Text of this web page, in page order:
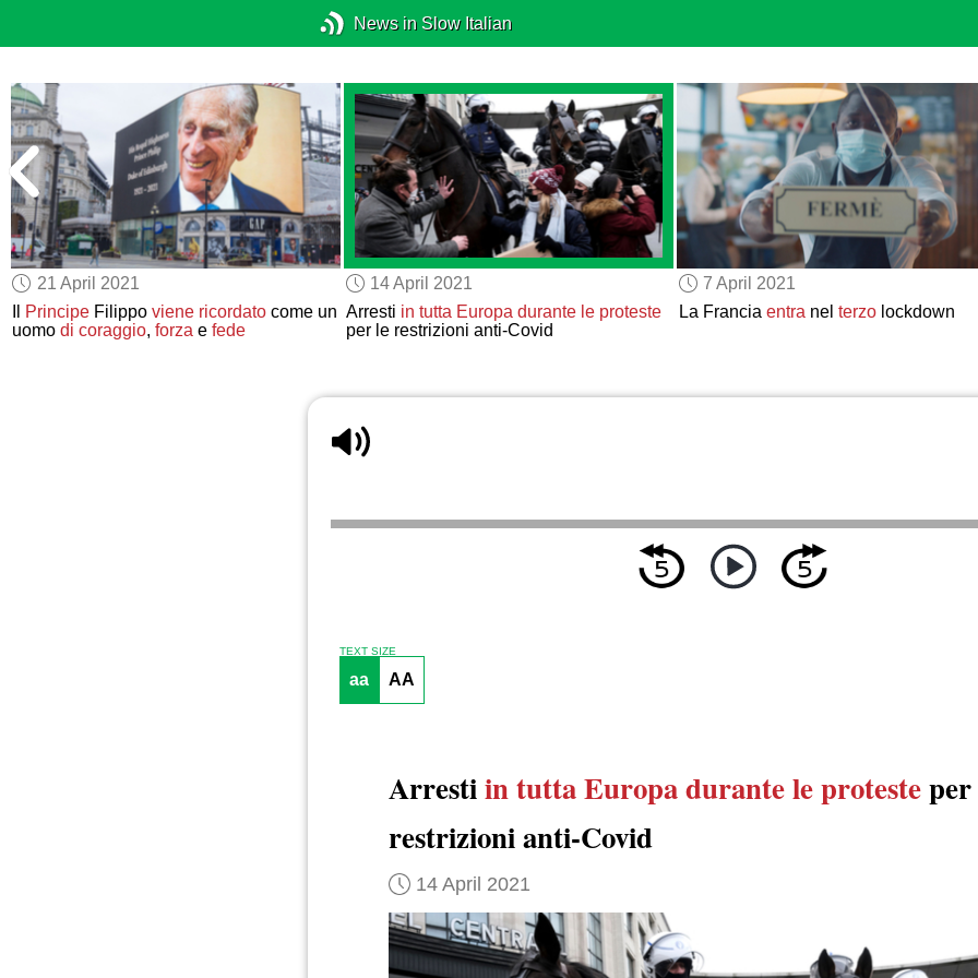
News in Slow Italian
21 April 2021
Principe Filippoviene ricordato come un
uomodi coraggio,forza efede
14 April 2021
Arresti in tutta Europa durante le proteste
per le restrizioni anti-Covid
7 April 2021
La Francia entranel terzolockdown
TEXT SIZE
aa AA
Arrestiin tutta Europadurante le proteste
restrizioni anti-Covid
14 April 2021